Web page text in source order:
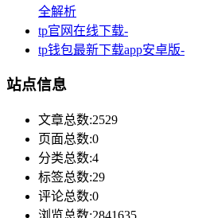
全解析
tp官网在线下载-
tp钱包最新下载app安卓版-
站点信息
文章总数:2529
页面总数:0
分类总数:4
标签总数:29
评论总数:0
浏览总数:2841635